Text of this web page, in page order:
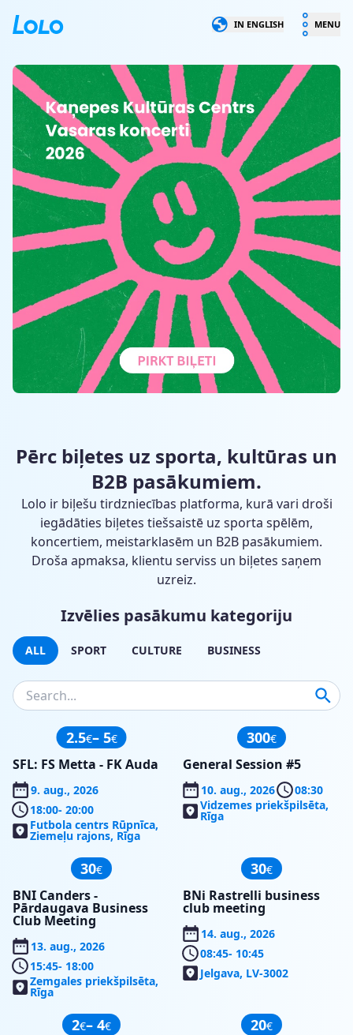
LOLO IN ENGLISH MENU
Pērc biļetes uz sporta, kultūras un
B2B pasākumiem.
Lolo ir biļešu tirdzniecības platforma, kurā vari droši
iegādāties biļetes tiešsaistē uz sporta spēlēm,
koncertiem, meistarklasēm un B2B pasākumiem.
Droša apmaksa, klientu serviss un biļetes saņem
uzreiz.
Izvēlies pasākumu kategoriju
ALL SPORT CULTURE BUSINESS
2.5€– 5€
SFL: FS Metta - FK Auda
9. aug., 2026
18:00- 20:00
Futbola centrs Rūpnīca,
Ziemeļu rajons, Rīga
300€
General Session #5
10. aug., 2026
08:30
Vidzemes priekšpilsēta,
Rīga
30€
BNI Canders -
Pārdaugava Business
Club Meeting
13. aug., 2026
15:45- 18:00
Zemgales priekšpilsēta,
Rīga
30€
BNi Rastrelli business
club meeting
14. aug., 2026
08:45- 10:45
Jelgava, LV-3002
2€– 4€ 20€